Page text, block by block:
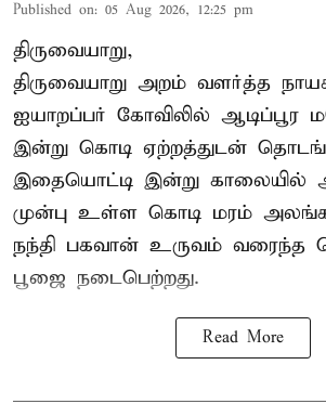
Published on: 05 Aug 2026, 12:25 pm
திருவையாறு,
திருவையாறு அறம் வளர்த்த
ஐயாறப்பர் கோவிலில் ஆடிப்பூர
இன்று கொடி ஏற்றத்துடன்
இதையொட்டி இன்று காலையில்
முன்பு உள்ள கொடி மரம்
நந்தி பகவான் உருவம் வரைந்த
பூஜை நடைபெற்றது.
Read More